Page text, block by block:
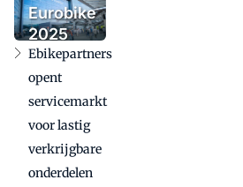
urbanmerk
Tenways
toe
Eurobike
2025
bevestigt
internationale
betekenis in
uitdagende
markt
Ebikepartners
opent
servicemarkt
voor lastig
verkrijgbare
onderdelen